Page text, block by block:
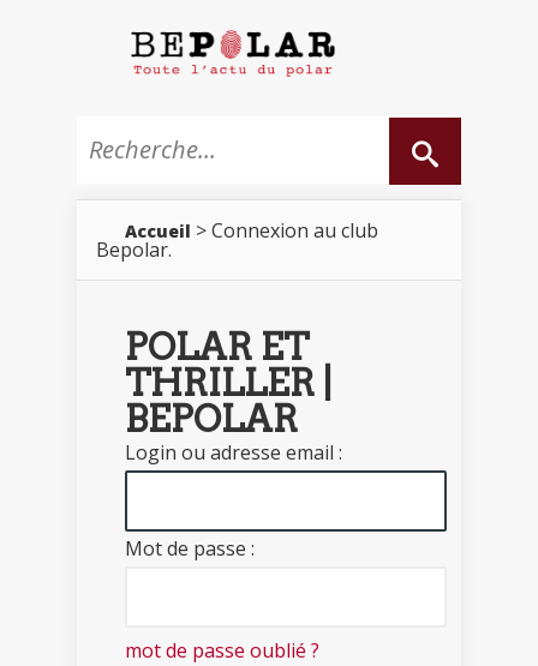
Accueil > Connexion au club
Bepolar.
POLAR ET
THRILLER |
BEPOLAR
Login ou adresse email :
Mot de passe :
mot de passe oublié ?